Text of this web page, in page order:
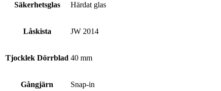
Säkerhetsglas Härdat glas
Låskista JW 2014
Tjocklek Dörrblad 40 mm
Gångjärn Snap-in